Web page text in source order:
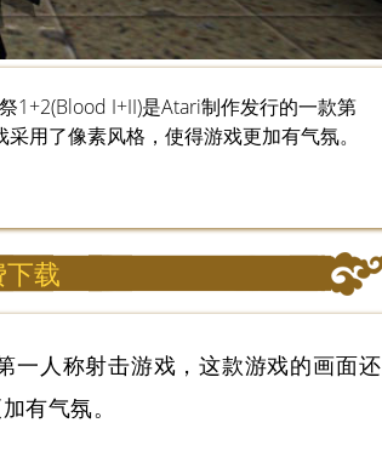
1+2(Blood I+II)是Atari制作发行的一款第
用了像素风格，使得游戏更加有气氛。
载
人称射击游戏，这款游戏的画面还
有气氛。